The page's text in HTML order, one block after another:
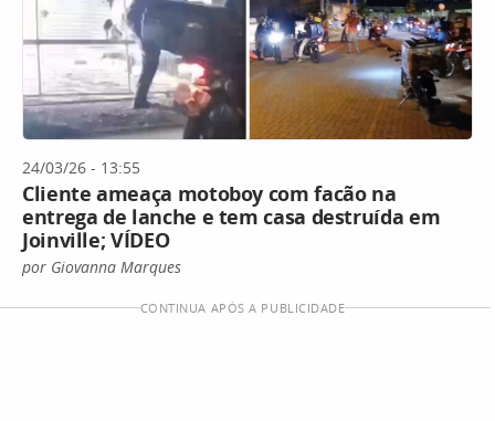
24/03/26 - 13:55
Cliente ameaça motoboy com facão na
entrega de lanche e tem casa destruída em
Joinville; VÍDEO
por Giovanna Marques
CONTINUA APÓS A PUBLICIDADE